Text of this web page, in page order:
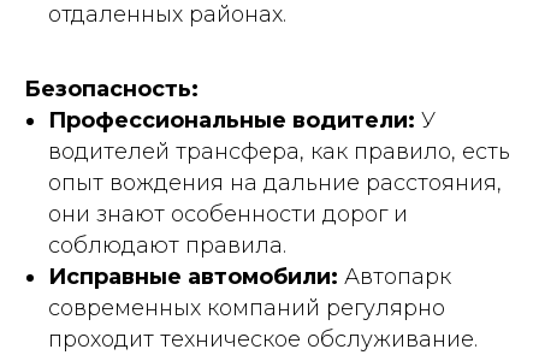
отдаленных районах.
Безопасность:
Профессиональные водители: У
водителей трансфера, как правило, есть
опыт вождения на дальние расстояния,
они знают особенности дорог и
соблюдают правила.
Исправные автомобили: Автопарк
современных компаний регулярно
проходит техническое обслуживание.